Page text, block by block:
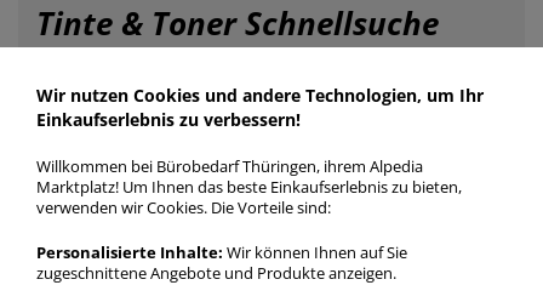
Tinte & Toner Schnellsuche
Wir nutzen Cookies und andere Technologien, um Ihr
Einkaufserlebnis zu verbessern!
Willkommen bei Bürobedarf Thüringen, ihrem Alpedia
Marktplatz! Um Ihnen das beste Einkaufserlebnis zu bieten,
verwenden wir Cookies. Die Vorteile sind:
Personalisierte Inhalte: Wir können Ihnen auf Sie
zugeschnittene Angebote und Produkte anzeigen.